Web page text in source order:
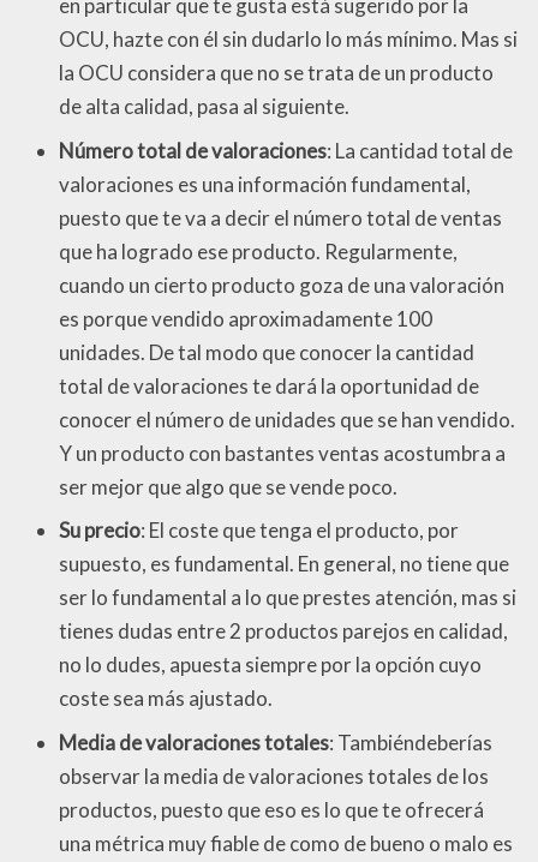
en particular que te gusta está sugerido por la
OCU, hazte con él sin dudarlo lo más mínimo. Mas si
la OCU considera que no se trata de un producto
de alta calidad, pasa al siguiente.
Número total de valoraciones: La cantidad total de
valoraciones es una información fundamental,
puesto que te va a decir el número total de ventas
que ha logrado ese producto. Regularmente,
cuando un cierto producto goza de una valoración
es porque vendido aproximadamente 100
unidades. De tal modo que conocer la cantidad
total de valoraciones te dará la oportunidad de
conocer el número de unidades que se han vendido.
Y un producto con bastantes ventas acostumbra a
ser mejor que algo que se vende poco.
Su precio: El coste que tenga el producto, por
supuesto, es fundamental. En general, no tiene que
ser lo fundamental a lo que prestes atención, mas si
tienes dudas entre 2 productos parejos en calidad,
no lo dudes, apuesta siempre por la opción cuyo
coste sea más ajustado.
Media de valoraciones totales: Tambiéndeberías
observar la media de valoraciones totales de los
productos, puesto que eso es lo que te ofrecerá
una métrica muy fiable de como de bueno o malo es